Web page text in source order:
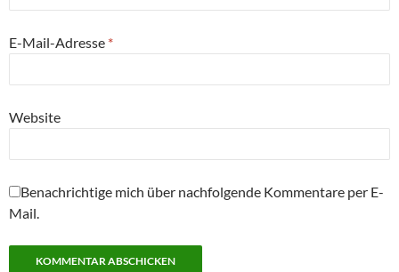
E-Mail-Adresse *
Website
Benachrichtige mich über nachfolgende Kommentare per E-
Mail.